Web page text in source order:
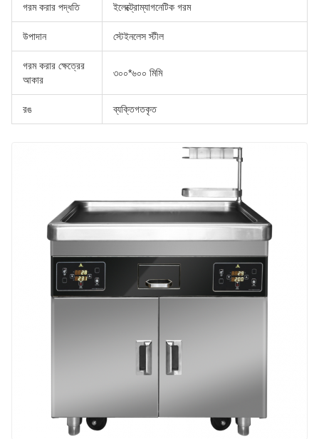
গরম করার পদ্ধতি ইলেক্ট্রোম্যাগনেটিক গরম
উপাদান স্টেইনলেস স্টীল
গরম করার ক্ষেত্রের
আকার
৩০০*৬০০ মিমি
রঙ ব্যক্তিগতকৃত